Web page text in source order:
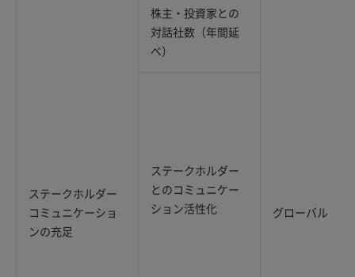
ステークホルダー
コミュニケーショ
ンの充足
株主・投資家との
対話社数（年間延
べ）
グローバル
ステークホルダー
とのコミュニケー
ション活性化